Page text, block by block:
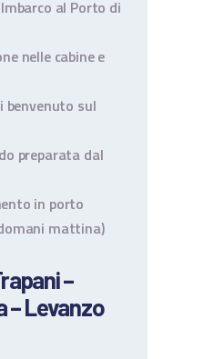
al Porto di
nelle cabine e
benvenuto sul
preparata dal
in porto
mattina)
–
– Levanzo